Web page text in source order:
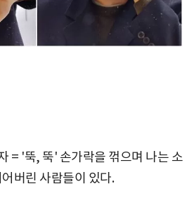
= '뚝, 뚝' 손가락을 꺾으며 나는 소
버린 사람들이 있다.